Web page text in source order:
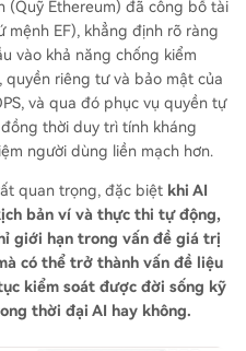
"hộp đen" tập trung. Gia
Ethereum Access Layer" và
việc giải quyết cùng một vấn
dùng truy cập các dịch vụ
LLM hoặc dữ liệu blockchain)
thông tin cá nhân, ý định
Các giải pháp như gọi LL
bằng ZK-proof hay đọc RPC
ví dụ điển hình. Tóm
đang định hình lại tương tá
nổi lên nh...
(Quỹ Ethereum) đã công bố tài
mệnh EF), khẳng định rõ ràng
vào khả năng chống kiểm
quyền riêng tư và bảo mật của
và qua đó phục vụ quyền tự
thời duy trì tính kháng
người dùng liền mạch hơn.
quan trọng, đặc biệt khi AI
bản ví và thực thi tự động,
giới hạn trong vấn đề giá trị
có thể trở thành vấn đề liệu
kiểm soát được đời sống kỹ
thời đại AI hay không.